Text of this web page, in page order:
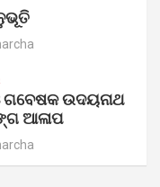
ଗବେଷକ ଉଦୟନାଥ
ଆଳାପ